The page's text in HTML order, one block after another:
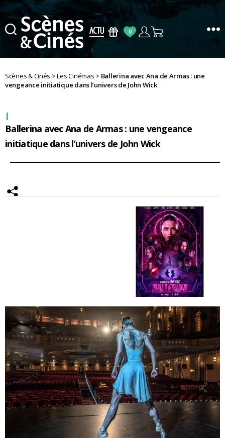
Cinés
0
Scènes & Cinés >Les Cinémas > Ballerina avec Ana de Armas : une
vengeance initiatique dans l’univers de John Wick
Ballerina avec Ana de Armas : une vengeance
initiatique dans l’univers de John Wick